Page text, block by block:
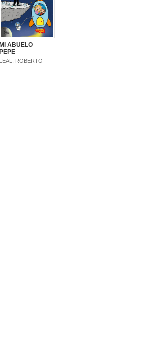
MI ABUELO
PEPE
LEAL, ROBERTO